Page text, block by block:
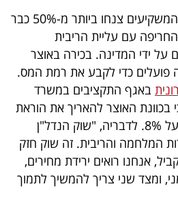
הנתונים הראו כי רכישות המשקיעים צנחו ביותר מ-50% כבר
מגמה שהחריפה עם עליית הריבית
על ידי המדינה. בכירה באוצר
פועלים כדי לקבע את רמת המס.
באגף התקציבים במשרד
בכוונת האוצר להאריך את הוראת
השעה ולהותיר את המס על 8%. לדבריה, "שוק הנדל"ן
למרות המלחמה והריבית. זה שוק חזק
אנחנו רואים ירידת מחירים,
ומצד שני צריך להמשיך לתמוך